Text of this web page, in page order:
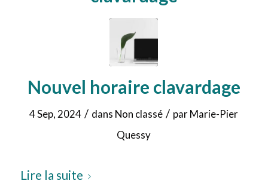
Nouvel horaire clavardage
4 Sep, 2024 / dans Non classé / parMarie-Pier
Quessy
Lire la suite